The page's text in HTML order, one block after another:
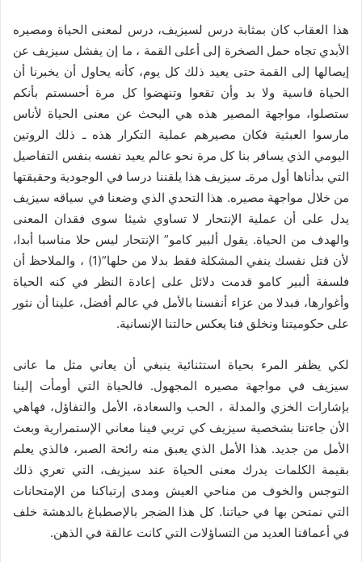
هذا العقاب كان بمثابة درس لسيزيف، درس لمعنى الحياة ومصيره
الأبدي تجاه حمل الصخرة إلى أعلى القمة ، ما إن يفشل سيزيف عن
إيصالها إلى القمة حتى يعيد ذلك كل يوم، كأنه يحاول أن يخبرنا أن
الحياة قاسية ولا بد وأن تقعوا وتنهضوا كل مرة أحسستم بأنكم
ستصلوا، مواجهة المصير هذه هي البحث عن معنى الحياة لأناس
مارسوا العبثية فكان مصيرهم عملية التكرار هذه ـ ذلك الروتين
اليومي الذي يسافر بنا كل مرة نحو عالم يعيد نفسه بنفس التفاصيل
التي بدأناها أول مرةـ سيزيف هذا يلقننا درسا في الوجودية وحقيقتها
من خلال مواجهة مصيره. هذا التحدي الذي وضعنا في سياقه سيزيف
يدل على أن عملية الإنتحار لا تساوي شيئا سوى فقدان المعنى
والهدف من الحياة. يقول ألبير كامو” الإنتحار ليس حلا مناسبا أبدا،
لأن قتل نفسك ينفي المشكلة فقط بدلا من حلها”(1) ، والملاحظ أن
فلسفة ألبير كامو قدمت دلائل على إعادة النظر في كنه الحياة
وأغوارها، فبدلا من عزاء أنفسنا بالأمل في عالم أفضل، علينا أن نثور
على حكوميتنا ونخلق فنا يعكس حالتنا الإنسانية.
لكي يظفر المرء بحياة استثنائية ينبغي أن يعاني مثل ما عانى
سيزيف في مواجهة مصيره المجهول. فالحياة التي أومأت إلينا
بإشارات الخزي والمدلة ، الحب والسعادة، الأمل والتفاؤل، فهاهي
الأن جاءتنا بشخصية سيزيف كي تربي فينا معاني الإستمرارية وبعث
الأمل من جديد. هذا الأمل الذي يعبق منه رائحة الصبر، فالذي يعلم
بقيمة الكلمات يدرك معنى الحياة عند سيزيف، التي تعري ذلك
التوجس والخوف من مناحي العيش ومدى إرتباكنا من الإمتحانات
التي نمتحن بها في حياتنا. كل هذا الضجر بالإصطباغ بالدهشة خلف
في أعماقنا العديد من التساؤلات التي كانت عالقة في الذهن.